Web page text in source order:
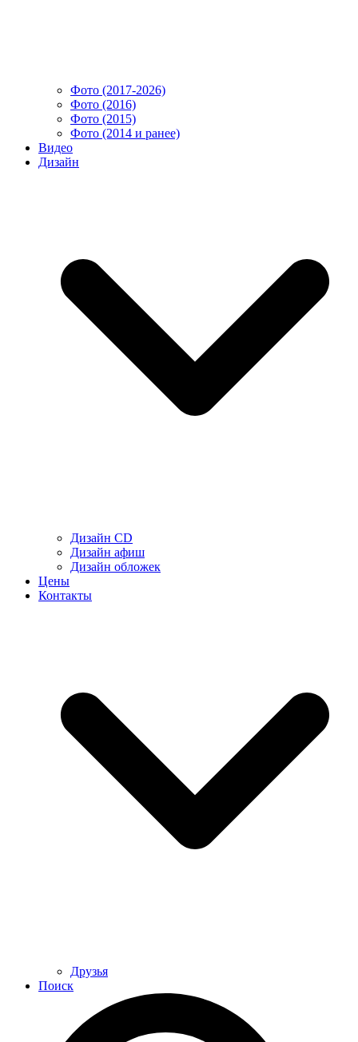
Фото (2017-2026)
Фото (2016)
Фото (2015)
Фото (2014 и ранее)
Видео
Дизайн
Дизайн CD
Дизайн афиш
Дизайн обложек
Цены
Контакты
Друзья
Поиск